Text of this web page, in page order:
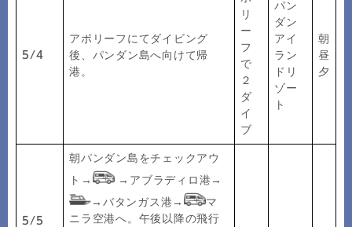
5/4
アポリーフにてダイビング
後、パンダン島へ向けて帰
港。
リ
ー
フ
で
２
ダ
イ
ブ
パン
ダン
アイ
ラン
ドリ
ゾー
ト
朝
昼
夕
5/5
朝パンダン島をチェックアウ
ト→
→アブラディロ港→
→バタンガス港→
マ
ニラ空港へ。午後以降の飛行